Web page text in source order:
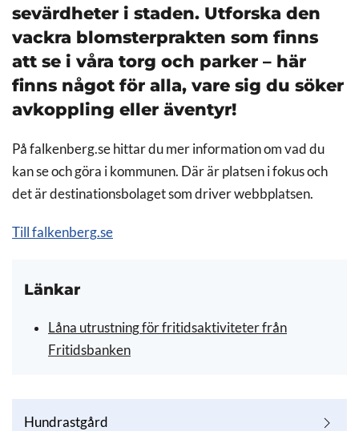
sevärdheter i staden. Utforska den
vackra blomsterprakten som finns
att se i våra torg och parker – här
finns något för alla, vare sig du söker
avkoppling eller äventyr!
På falkenberg.se hittar du mer information om vad du
kan se och göra i kommunen. Där är platsen i fokus och
det är destinationsbolaget som driver webbplatsen.
Till falkenberg.se
Länkar
Låna utrustning för fritidsaktiviteter från
Fritidsbanken
Hundrastgård